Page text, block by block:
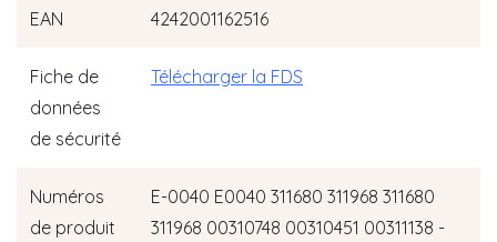
EAN 4242001162516
Fiche de
données
de sécurité
Télécharger la FDS
Numéros
de produit
E-0040 E0040 311680 311968 311680
311968 00310748 00310451 00311138 -